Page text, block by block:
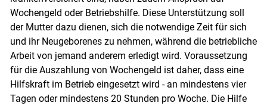
Wochengeld oder Betriebshilfe. Diese Unterstützung soll
der Mutter dazu dienen, sich die notwendige Zeit für sich
und ihr Neugeborenes zu nehmen, während die betriebliche
Arbeit von jemand anderem erledigt wird. Voraussetzung
für die Auszahlung von Wochengeld ist daher, dass eine
Hilfskraft im Betrieb eingesetzt wird - an mindestens vier
Tagen oder mindestens 20 Stunden pro Woche. Die Hilfe